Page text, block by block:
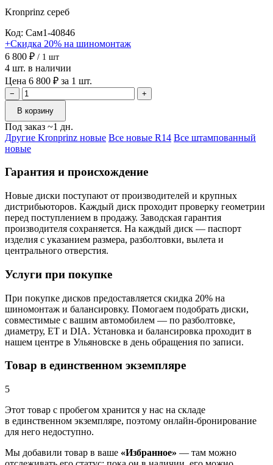
Kronprinz сереб
Код: Сам1-40846
+Скидка 20% на шиномонтаж
6 800 ₽ / 1 шт
4 шт. в наличии
Цена 6 800 ₽ за 1 шт.
−
+
В корзину
Под заказ ~1 дн.
Другие Kronprinz новые Все новые R14 Все штампованный
новые
Гарантия и происхождение
Новые диски поступают от производителей и крупных
дистрибьюторов. Каждый диск проходит проверку геометрии
перед поступлением в продажу. Заводская гарантия
производителя сохраняется. На каждый диск — паспорт
изделия с указанием размера, разболтовки, вылета и
центрального отверстия.
Услуги при покупке
При покупке дисков предоставляется скидка 20% на
шиномонтаж и балансировку. Помогаем подобрать диски,
совместимые с вашим автомобилем — по разболтовке,
диаметру, ET и DIA. Установка и балансировка проходит в
нашем центре в Ульяновске в день обращения по записи.
Товар в единственном экземпляре
5
Этот товар с пробегом хранится у нас на складе
в единственном экземпляре, поэтому онлайн-бронирование
для него недоступно.
Мы добавили товар в ваше «Избранное» — там можно